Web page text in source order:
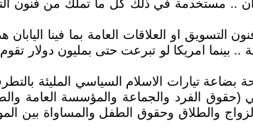
.. مستخدمة في ذلك كل ما تملك من فنون
او العلاقات العامة بما فينا اليابان
امريكا لو تبرعت حتى بمليون دولار تقوم
بضاعة تيارات الاسلام السياسي المليئة
(حقوق الفرد والجماعة والمؤسسة العامة
والطلاق وحقوق الطفل والمساواة بين